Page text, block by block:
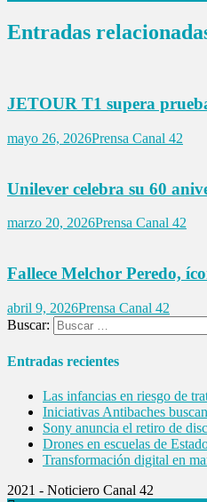
Entradas
JETOUR T1 supera
mayo 26, 2026Prensa Canal 42
Unilever celebra su 60
marzo 20, 2026Prensa Canal 42
Fallece Melchor Peredo,
abril 9, 2026Prensa Canal 42
Buscar:
Entradas recientes
Las infancias en riesgo de
Iniciativas Antibaches
Sony anuncia el retiro de
Drones en escuelas de
Transformación digital en
2021 - Noticiero Canal 42